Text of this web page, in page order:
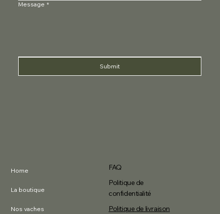
Home
La boutique
Nos vaches
FAQ
Politique de
confidentialité
Politique de livraison
Message *
Submit